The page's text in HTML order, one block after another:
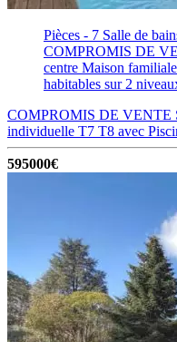
Pièces - 7 Salle de
COMPROMIS DE
centre Maison
habitables sur 2
COMPROMIS DE VENTE
individuelle T7 T8 avec
595000€